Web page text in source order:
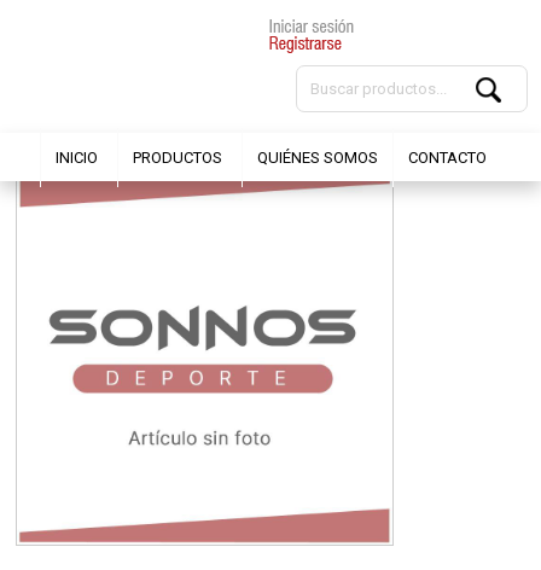
INICIO PRODUCTOS QUIÉNES SOMOS CONTACTO